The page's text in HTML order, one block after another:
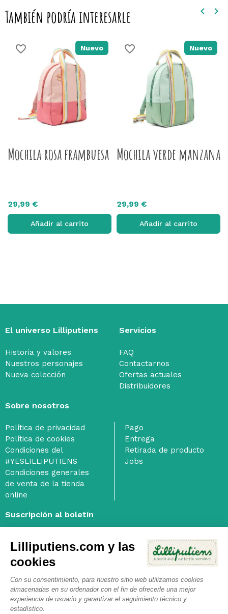
Lilliputiens.com y las
cookies
Con su consentimiento, para nuestro sitio web utilizamos cookies
almacenadas en su ordenador con el fin de ofrecerle una mejor
experiencia de usuario y garantizar el seguimiento técnico y
estadístico.
También podría interesarle keyboard_arrow_left keyboard_arrow_right
Nuevo
favorite_border
Mochila rosa frambuesa
29,99 €
Añadir al carrito
Nuevo
favorite_border
Mochila verde manzana
29,99 €
Añadir al carrito
El universo Lilliputiens
Historia y valores
Nuestros personajes
Nueva colección
Servicios
FAQ
Contactarnos
Ofertas actuales
Distribuidores
Sobre nosotros
Política de privacidad
Política de cookies
Condiciones del
#YESLILLIPUTIENS
Condiciones generales
de venta de la tienda
online
Pago
Entrega
Retirada de producto
Jobs
Suscripción al boletín
He leído y acepto las condiciones generalesy estoy de
acuerdo con la
política de privacidad
relativa al tratamiento
de los datos de carácter personal. nofilter
Al marcar esta casilla, acepta la Política de Privacidad de Janod y
consiente el seguimiento de las interacciones con los correos